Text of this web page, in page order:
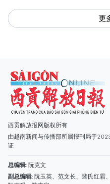
更